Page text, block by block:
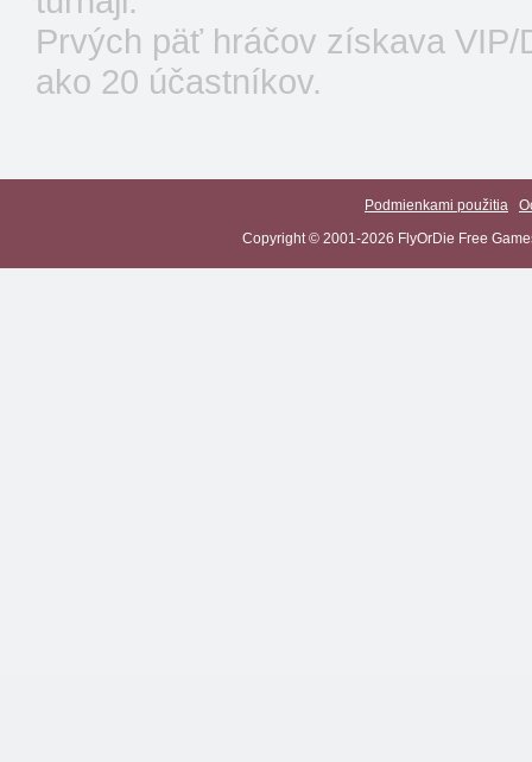
Prvých päť hráčov získava
ako 20 účastníkov.
Podmienkami použitia
Copyright © 2001-2026 FlyOrDie Free